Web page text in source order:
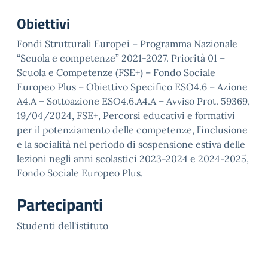
Obiettivi
Fondi Strutturali Europei – Programma Nazionale
“Scuola e competenze” 2021-2027. Priorità 01 –
Scuola e Competenze (FSE+) – Fondo Sociale
Europeo Plus – Obiettivo Specifico ESO4.6 – Azione
A4.A – Sottoazione ESO4.6.A4.A – Avviso Prot. 59369,
19/04/2024, FSE+, Percorsi educativi e formativi
per il potenziamento delle competenze, l’inclusione
e la socialità nel periodo di sospensione estiva delle
lezioni negli anni scolastici 2023-2024 e 2024-2025,
Fondo Sociale Europeo Plus.
Partecipanti
Studenti dell'istituto